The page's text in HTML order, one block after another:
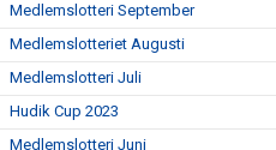
Medlemslotteri September
Medlemslotteriet Augusti
Medlemslotteri Juli
Hudik Cup 2023
Medlemslotteri Juni